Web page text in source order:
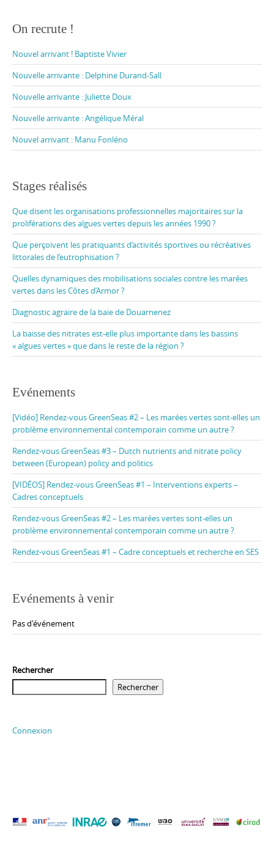
On recrute !
Nouvel arrivant ! Baptiste Vivier
Nouvelle arrivante : Delphine Durand-Sall
Nouvelle arrivante : Juliette Doux
Nouvelle arrivante : Angélique Méral
Nouvel arrivant : Manu Fonléno
Stages réalisés
Que disent les organisations professionnelles majoritaires sur la
proliférations des algues vertes depuis les années 1990 ?
Que perçoivent les pratiquants d’activités sportives ou récréatives
littorales de l’eutrophisation ?
Quelles dynamiques des mobilisations sociales contre les marées
vertes dans les Côtes d’Armor ?
Diagnostic agraire de la baie de Douarnenez
La baisse des nitrates est-elle plus importante dans les bassins
« algues vertes » que dans le reste de la région ?
Evénements
[Vidéo] Rendez-vous GreenSeas #2 – Les marées vertes sont-elles un
problème environnemental contemporain comme un autre ?
Rendez-vous GreenSeas #3 – Dutch nutrients and nitrate policy
between (European) policy and politics
[VIDÉOS] Rendez-vous GreenSeas #1 – Interventions experts –
Cadres conceptuels
Rendez-vous GreenSeas #2 – Les marées vertes sont-elles un
problème environnemental contemporain comme un autre ?
Rendez-vous GreenSeas #1 – Cadre conceptuels et recherche en SES
Evénements à venir
Pas d'événement
Rechercher
Rechercher
Connexion